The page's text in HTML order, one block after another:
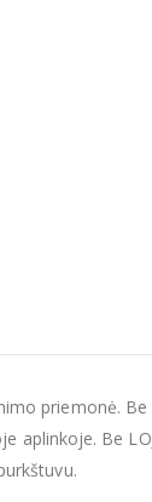
priemonė.
aplinkoje. Be